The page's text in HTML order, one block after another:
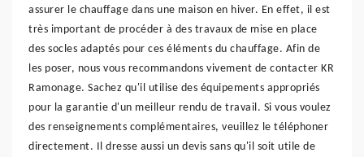
assurer le chauffage dans une maison en hiver. En effet, il est
très important de procéder à des travaux de mise en place
des socles adaptés pour ces éléments du chauffage. Afin de
les poser, nous vous recommandons vivement de contacter KR
Ramonage. Sachez qu'il utilise des équipements appropriés
pour la garantie d'un meilleur rendu de travail. Si vous voulez
des renseignements complémentaires, veuillez le téléphoner
directement. Il dresse aussi un devis sans qu'il soit utile de